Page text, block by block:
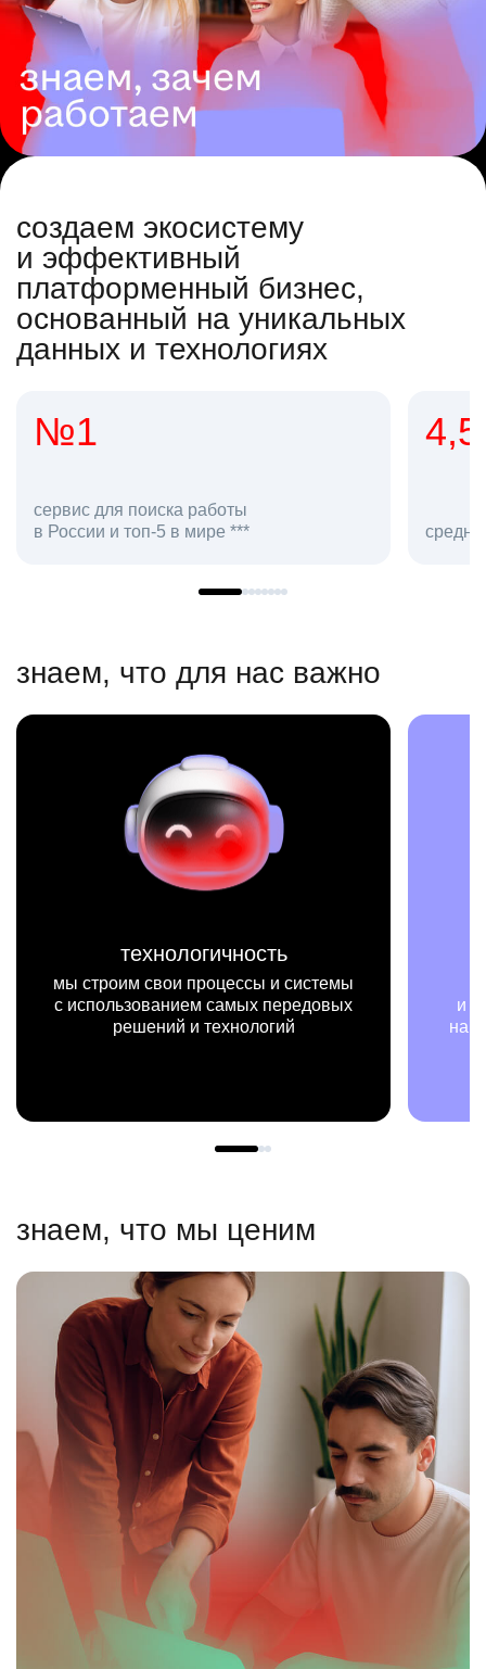
создаем экосистему
и эффективный
платформенный бизнес,
основанный на уникальных
данных и технологиях
4,5
средняя оценка hh.ru как работодателя **
в
знаем, что для нас важно
миссия
мы на конкретных цифрах
и примерах видим, как результаты
нашей работы меняют жизни людей
знаем, что мы ценим